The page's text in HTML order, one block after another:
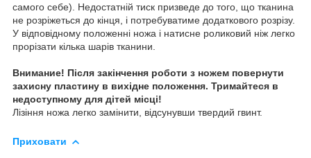
самого себе). Недостатній тиск призведе до того, що тканина
не розріжеться до кінця, і потребуватиме додаткового розрізу.
У відповідному положенні ножа і натисне роликовий ніж легко
прорізати кілька шарів тканини.
Внимание! Після закінчення роботи з ножем повернути
захисну пластину в вихідне положення. Тримайтеся в
недоступному для дітей місці!
Лізіння ножа легко замінити, відсунувши твердий гвинт.
Приховати